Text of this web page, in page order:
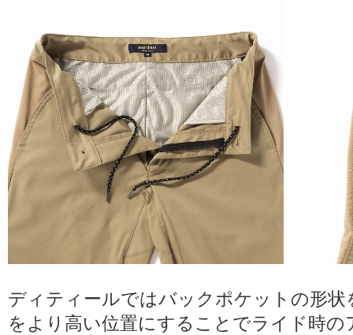
ディティールではバックポケットの形
をより高い位置にすることでライド時